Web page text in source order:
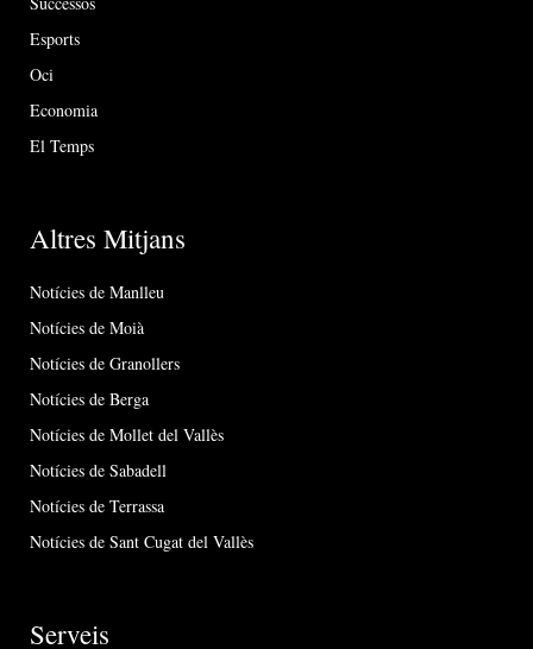
Esports
Oci
Economia
El Temps
Altres Mitjans
Notícies de Manlleu
Notícies de Moià
Notícies de Granollers
Notícies de Berga
Notícies de Mollet del Vallès
Notícies de Sabadell
Notícies de Terrassa
Notícies de Sant Cugat del Vallès
Serveis